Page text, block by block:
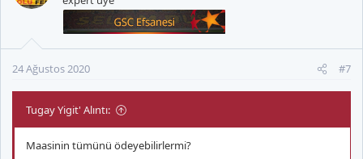
24 Ağustos 2020 #7
Tugay Yigit' Alıntı:
Maasinin tümünü ödeyebilirlermi?